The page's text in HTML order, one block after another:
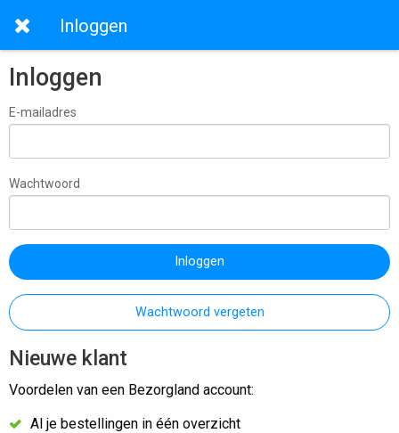
Inloggen
Inloggen
E-mailadres
Wachtwoord
Inloggen
Wachtwoord vergeten
Nieuwe klant
Voordelen van een Bezorgland account:
Al je bestellingen in één overzicht